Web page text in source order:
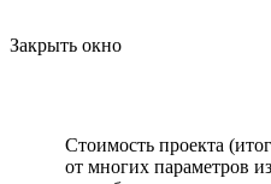
Закрыть окно
Стоимость проекта
от многих параметров